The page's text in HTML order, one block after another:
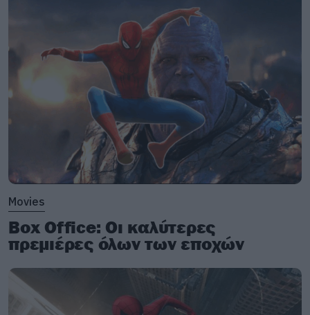
Movies
Box Office: Οι καλύτερες
πρεμιέρες όλων των εποχών